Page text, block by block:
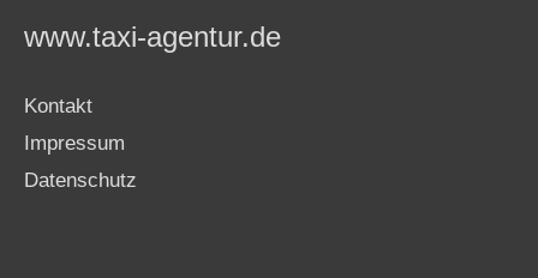
www.taxi-agentur.de
Kontakt
Impressum
Datenschutz